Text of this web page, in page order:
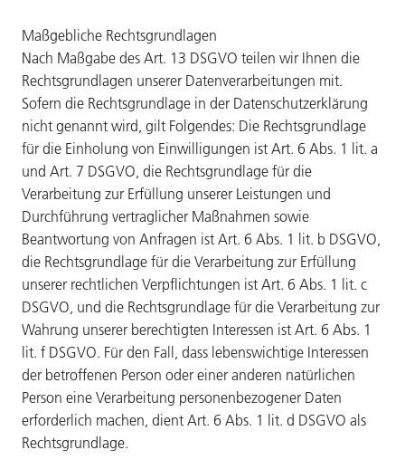
Maßgebliche Rechtsgrundlagen
Nach Maßgabe des Art. 13 DSGVO teilen wir Ihnen die
Rechtsgrundlagen unserer Datenverarbeitungen mit.
Sofern die Rechtsgrundlage in der Datenschutzerklärung
nicht genannt wird, gilt Folgendes: Die Rechtsgrundlage
für die Einholung von Einwilligungen ist Art. 6 Abs. 1 lit. a
und Art. 7 DSGVO, die Rechtsgrundlage für die
Verarbeitung zur Erfüllung unserer Leistungen und
Durchführung vertraglicher Maßnahmen sowie
Beantwortung von Anfragen ist Art. 6 Abs. 1 lit. b DSGVO,
die Rechtsgrundlage für die Verarbeitung zur Erfüllung
unserer rechtlichen Verpflichtungen ist Art. 6 Abs. 1 lit. c
DSGVO, und die Rechtsgrundlage für die Verarbeitung zur
Wahrung unserer berechtigten Interessen ist Art. 6 Abs. 1
lit. f DSGVO. Für den Fall, dass lebenswichtige Interessen
der betroffenen Person oder einer anderen natürlichen
Person eine Verarbeitung personenbezogener Daten
erforderlich machen, dient Art. 6 Abs. 1 lit. d DSGVO als
Rechtsgrundlage.